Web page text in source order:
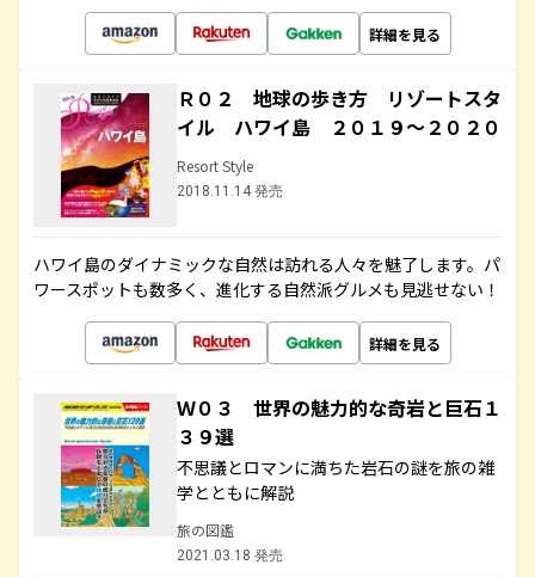
詳細を見る
Ｒ０２ 地球の歩き方 リゾートスタ
イル ハワイ島 ２０１９～２０２０
Resort Style
2018.11.14 発売
ハワイ島のダイナミックな自然は訪れる人々を魅了します。パ
ワースポットも数多く、進化する自然派グルメも見逃せない！
詳細を見る
Ｗ０３ 世界の魅力的な奇岩と巨石１
３９選
不思議とロマンに満ちた岩石の謎を旅の雑
学とともに解説
旅の図鑑
2021.03.18 発売